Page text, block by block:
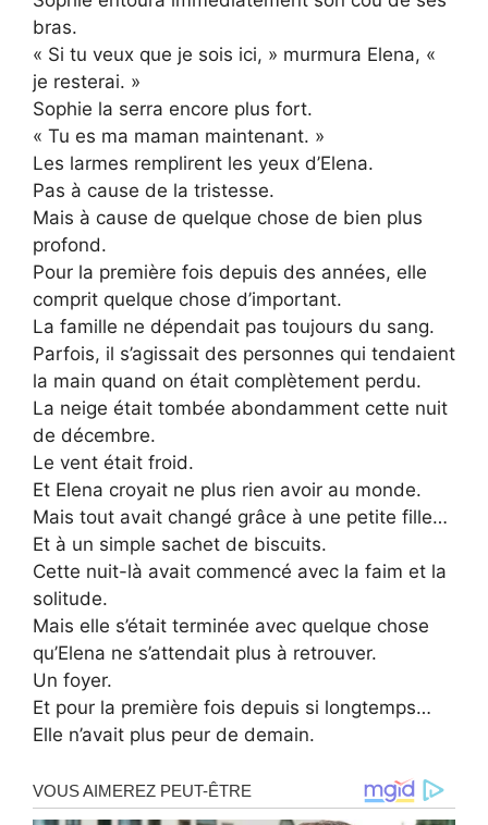
bras.
« Si tu veux que je sois ici, » murmura Elena, «
je resterai. »
Sophie la serra encore plus fort.
« Tu es ma maman maintenant. »
Les larmes remplirent les yeux d’Elena.
Pas à cause de la tristesse.
Mais à cause de quelque chose de bien plus
profond.
Pour la première fois depuis des années, elle
comprit quelque chose d’important.
La famille ne dépendait pas toujours du sang.
Parfois, il s’agissait des personnes qui tendaient
la main quand on était complètement perdu.
La neige était tombée abondamment cette nuit
de décembre.
Le vent était froid.
Et Elena croyait ne plus rien avoir au monde.
Mais tout avait changé grâce à une petite fille…
Et à un simple sachet de biscuits.
Cette nuit-là avait commencé avec la faim et la
solitude.
Mais elle s’était terminée avec quelque chose
qu’Elena ne s’attendait plus à retrouver.
Un foyer.
Et pour la première fois depuis si longtemps…
Elle n’avait plus peur de demain.